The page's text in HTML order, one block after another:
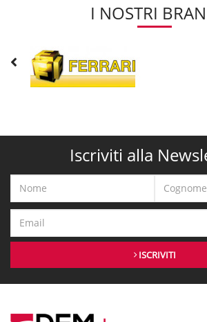
I NOSTRI
Iscriviti alla
ISCRIVITI